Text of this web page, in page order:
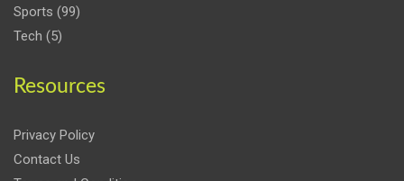
Sports (99)
Tech (5)
Resources
Privacy Policy
Contact Us